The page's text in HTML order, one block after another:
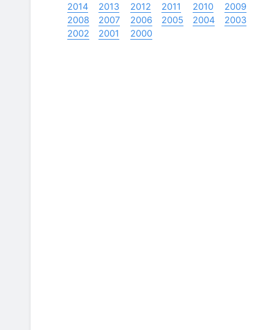
2014
2013 2012 2011 2010
2009
2008
2007 2006 2005 2004
2003
2002
2001 2000